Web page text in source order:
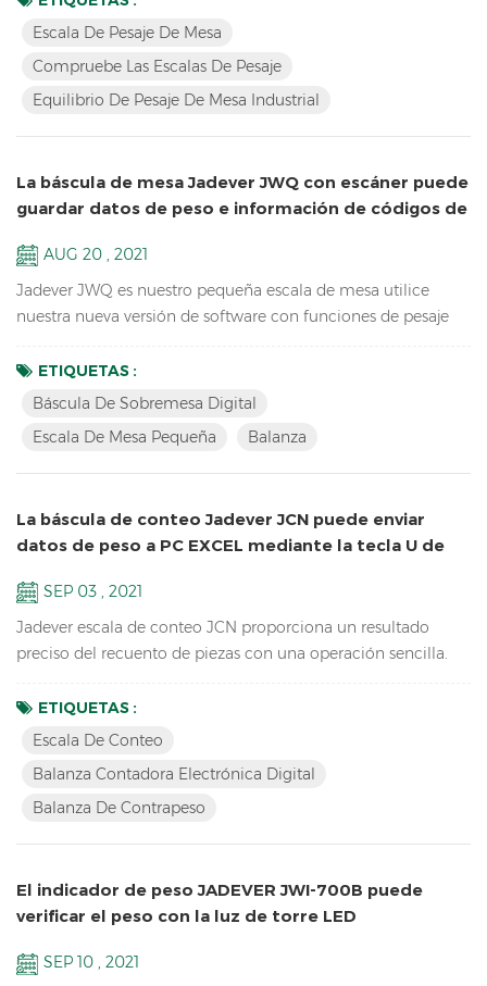
Características: Compruebe las escalas de pesajecon tres
Orange Tabletop Industrial Pesaje Escala de saldo Resolu...
Escala De Pesaje De Mesa
Compruebe Las Escalas De Pesaje
Equilibrio De Pesaje De Mesa Industrial
La báscula de mesa Jadever JWQ con escáner puede
guardar datos de peso e información de códigos de
AUG 20 , 2021
Jadever JWQ es nuestro pequeña escala de mesa utilice
nuestra nueva versión de software con funciones de pesaje
guardar datos de peso e información de códigos de barras en
U-disk con escáner. Características: Recuento de muestras
visualización de acumulación y borrado de acumulación ...
ETIQUETAS :
Báscula De Sobremesa Digital
Escala De Mesa Pequeña
Balanza
La báscula de conteo Jadever JCN puede enviar
datos de peso a PC EXCEL mediante la tecla U de
SEP 03 , 2021
Jadever escala de conteo JCN proporciona un resultado
preciso del recuento de piezas con una operación sencilla.
rango de peso y ayudar a empaquetar rápidamente los
productos que vende. también puede enviar los datos de
Características: Inventario Escala de conteo de piezas
digitales ； L...
ETIQUETAS :
Escala De Conteo
Balanza Contadora Electrónica Digital
Balanza De Contrapeso
El indicador de peso JADEVER JWI-700B puede
verificar el peso con la luz de torre LED
SEP 10 , 2021